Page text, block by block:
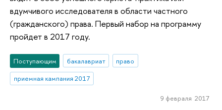
вдумчивого исследователя в области частного
(гражданского) права. Первый набор на программу
пройдет в 2017 году.
Поступающим бакалавриат
право
приемная кампания 2017
9 февраля 2017